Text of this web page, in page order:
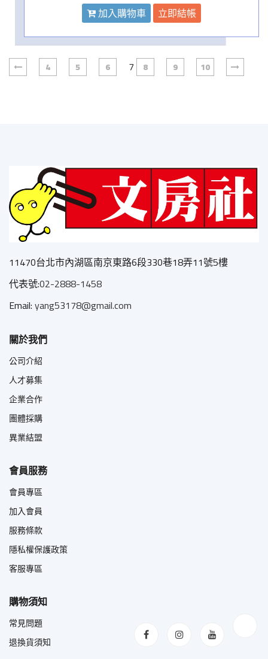
加入購物車 立即結帳
4 5 6 7 8 9 10
11470台北市內湖區南京東路6段330巷18弄11號5樓
代表號:02-2888-1458
Email:yang53178@gmail.com
關於我們
公司介紹
人才募集
企業合作
團體採購
異業結盟
會員服務
會員專區
加入會員
服務條款
隱私權保護政策
客服專區
購物須知
常見問題
退換貨須知